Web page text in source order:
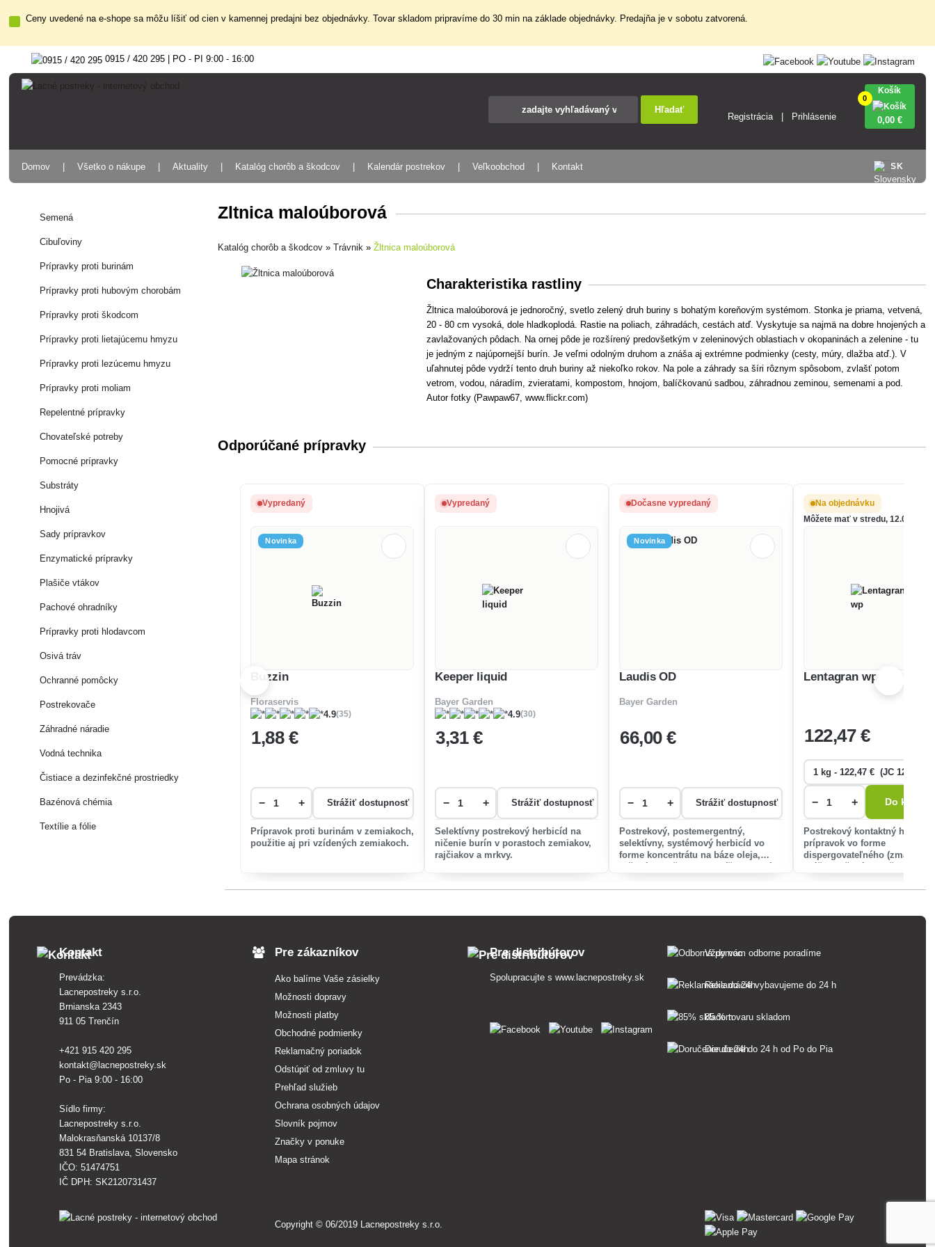
Ceny uvedené na e-shope sa môžu líšiť od cien v kamennej predajni bez objednávky. Tovar skladom pripravíme do 30 min na základe objednávky. Predajňa je v sobotu zatvorená.
0915 / 420 295 | PO - PI 9:00 - 16:00
Hľadať
Registrácia Prihlásenie
0
Košík
0,00 €
SK
Domov Všetko o nákupe Aktuality Katalóg chorôb a škodcov Kalendár postrekov Veľkoobchod Kontakt
Semená
Cibuľoviny
Prípravky proti burinám
Prípravky proti hubovým chorobám
Prípravky proti škodcom
Prípravky proti lietajúcemu hmyzu
Prípravky proti lezúcemu hmyzu
Prípravky proti moliam
Repelentné prípravky
Chovateľské potreby
Pomocné prípravky
Substráty
Hnojivá
Sady prípravkov
Enzymatické prípravky
Plašiče vtákov
Pachové ohradníky
Prípravky proti hlodavcom
Osivá tráv
Ochranné pomôcky
Postrekovače
Záhradné náradie
Vodná technika
Čistiace a dezinfekčné prostriedky
Bazénová chémia
Textílie a fólie
Žltnica maloúborová
Katalóg chorôb a škodcov »Trávnik »Žltnica maloúborová
Charakteristika rastliny
Žltnica maloúborová je jednoročný, svetlo zelený druh buriny s bohatým koreňovým systémom. Stonka je priama, vetvená,
20 - 80 cm vysoká, dole hladkoplodá. Rastie na poliach, záhradách, cestách atď. Vyskytuje sa najmä na dobre hnojených a
zavlažovaných pôdach. Na ornej pôde je rozšírený predovšetkým v zeleninových oblastiach v okopaninách a zelenine - tu
je jedným z najúpornejší burín. Je veľmi odolným druhom a znáša aj extrémne podmienky (cesty, múry, dlažbaatď.). V
uľahnutej pôde vydrží tento druh buriny až niekoľko rokov. Na pole a záhrady sa šíri rôznym spôsobom, zvlašť potom
vetrom, vodou, náradím, zvieratami, kompostom, hnojom, balíčkovanú sadbou, záhradnou zeminou, semenami a pod.
Autor fotky (Pawpaw67, www.flickr.com)
Odporúčané prípravky
Vypredaný
Novinka
Buzzin
Floraservis
4.9(35)
1,88 €
− + Strážiť dostupnosť
Prípravok proti burinám v zemiakoch,
použitie aj pri vzídených zemiakoch.
Vypredaný
Keeper liquid
Bayer Garden
4.9(30)
3,31 €
− + Strážiť dostupnosť
Selektívny postrekový herbicíd na
ničenie burín v porastoch zemiakov,
rajčiakov a mrkvy.
Dočasne vypredaný
Novinka
Laudis OD
Bayer Garden
66,00 €
− + Strážiť dostupnosť
Postrekový, postemergentný,
selektívny, systémový herbicíd vo
forme koncentrátu na báze oleja,
Na objednávku
Môžete mať v stredu, 12.08.
Lentagran wp
122,47 €
− + Do košíka
Postrekový kontaktný
prípravok vo forme
dispergovateľného
póre, kapustovej zelenine,
Kontakt
Prevádzka:
Lacnepostreky s.r.o.
Brnianska 2343
911 05 Trenčín
+421 915 420 295
kontakt@lacnepostreky.sk
Po - Pia 9:00 - 16:00
Sídlo firmy:
Lacnepostreky s.r.o.
Malokrasňanská 10137/8
831 54 Bratislava, Slovensko
IČO: 51474751
IČ DPH: SK2120731437
Pre zákazníkov
Ako balíme Vaše zásielky
Možnosti dopravy
Možnosti platby
Obchodné podmienky
Reklamačný poriadok
Odstúpiť od zmluvy tu
Prehľad služieb
Ochrana osobných údajov
Slovník pojmov
Značky v ponuke
Mapa stránok
Pre distribútorov
Spolupracujte swww.lacnepostreky.sk
Vždy vám odborne poradíme
Reklamácie vybavujeme do 24 h
85 % tovaru skladom
Doručenie do 24 h od Po do Pia
Copyright © 06/2019 Lacnepostreky s.r.o.